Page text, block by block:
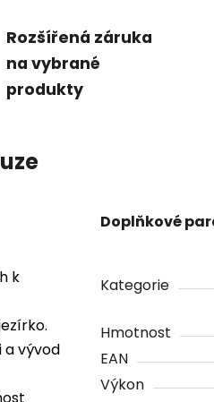
Rozšířená záruka
na vybrané
produkty
k
vývod
Doplňkové
Kategorie
Hmotnost
EAN
Výkon